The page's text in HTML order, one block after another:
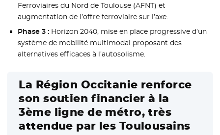
Ferroviaires du Nord de Toulouse (AFNT) et
augmentation de l’offre ferroviaire sur l’axe.
Phase 3 : Horizon 2040, mise en place progressive d’un
système de mobilité multimodal proposant des
alternatives efficaces à l’autosolisme.
La Région Occitanie renforce
son soutien financier à la
3ème ligne de métro, très
attendue par les Toulousains